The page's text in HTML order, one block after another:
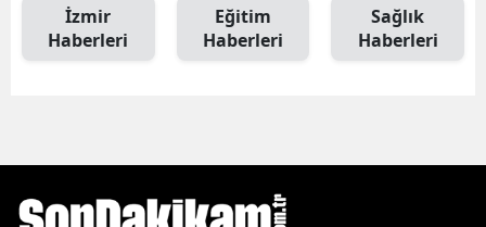
İzmir
Haberleri
Eğitim
Haberleri
Sağlık
Haberleri